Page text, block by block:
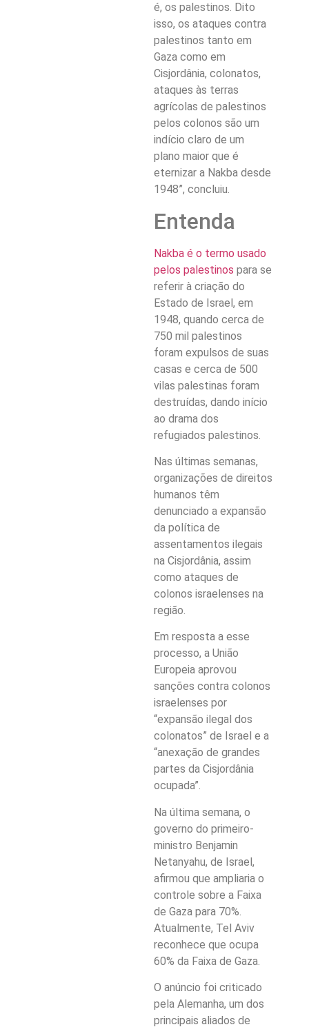
é, os palestinos. Dito
isso, os ataques contra
palestinos tanto em
Gaza como em
Cisjordânia, colonatos,
ataques às terras
agrícolas de palestinos
pelos colonos são um
indício claro de um
plano maior que é
eternizar a Nakba desde
1948”, concluiu.
Entenda
Nakba é o termo usado
pelos palestinos para se
referir à criação do
Estado de Israel, em
1948, quando cerca de
750 mil palestinos
foram expulsos de suas
casas e cerca de 500
vilas palestinas foram
destruídas, dando início
ao drama dos
refugiados palestinos.
Nas últimas semanas,
organizações de direitos
humanos têm
denunciado a expansão
da política de
assentamentos ilegais
na Cisjordânia, assim
como ataques de
colonos israelenses na
região.
Em resposta a esse
processo, a União
Europeia aprovou
sanções contra colonos
israelenses por
“expansão ilegal dos
colonatos” de Israel e a
“anexação de grandes
partes da Cisjordânia
ocupada”.
Na última semana, o
governo do primeiro-
ministro Benjamin
Netanyahu, de Israel,
afirmou que ampliaria o
controle sobre a Faixa
de Gaza para 70%.
Atualmente, Tel Aviv
reconhece que ocupa
60% da Faixa de Gaza.
O anúncio foi criticado
pela Alemanha, um dos
principais aliados de